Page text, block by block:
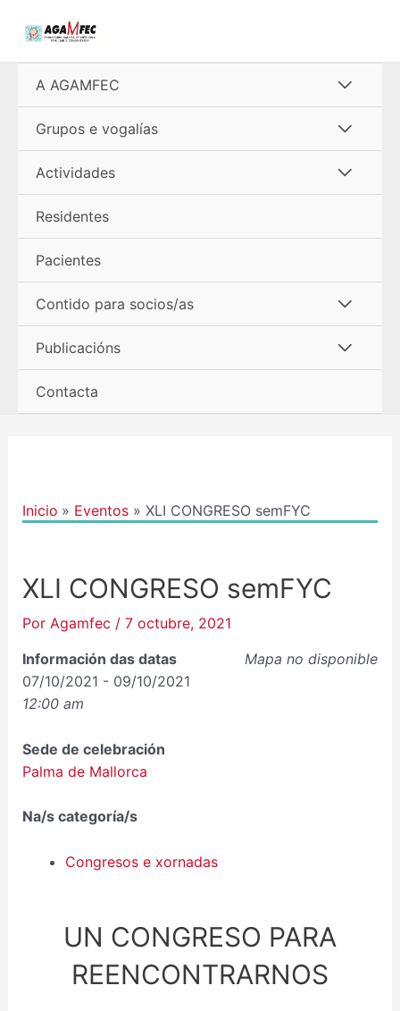
A AGAMFEC
menú
Grupos e vogalías
menú
Actividades
Residentes
Pacientes
Contido para socios/as
menú
Publicacións
Contacta
Inicio Eventos XLI CONGRESO semFYC
XLI CONGRESO semFYC
Por Agamfec / 7 octubre, 2021
Mapa no disponible
Información das datas
07/10/2021 - 09/10/2021
12:00 am
Sede de celebración
Palma de Mallorca
Na/s categoría/s
Congresos e xornadas
UN CONGRESO PARA
REENCONTRARNOS